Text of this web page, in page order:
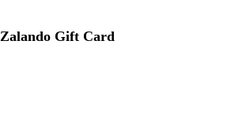
Zalando Gift Card